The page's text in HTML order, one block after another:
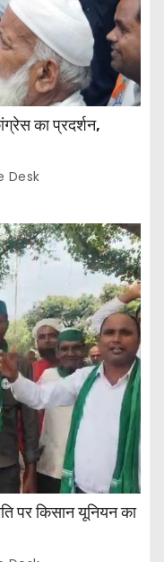
का प्रदर्शन,
Desk
पर किसान यूनियन का